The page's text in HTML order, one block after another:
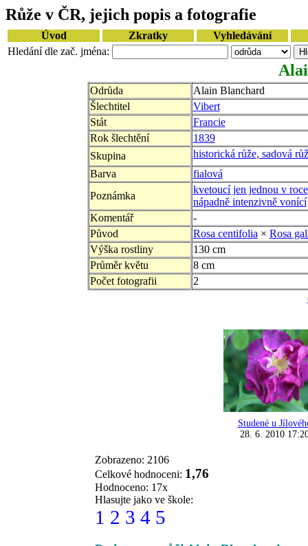
Růže v ČR, jejich popis a fotografie
Úvod Zkratky
Vyhledávání
Hledání dle zač. jména:
Odrůda
Alain Blanchard
Šlechtitel
Vibert
Stát
Francie
Rok šlechtění
1839
Skupina
historická růže, sadová
Barva
fialová
Poznámka
kvetoucí jen jednou v roce
nápadně intenzivně vonící
Komentář
-
Původ
Rosa centifolia × Rosa
Výška rostliny
130 cm
Průměr květu
8 cm
Počet fotografii
2
Studené u
28. 6. 2010
Zobrazeno: 2106
Celkové hodnoceni: 1,76
Hodnoceno: 17x
Hlasujte jako ve škole:
1 2 3 4 5